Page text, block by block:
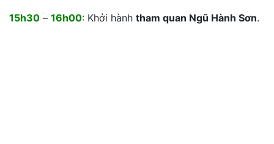
15h30 – 16h00: Khởi hành tham quan Ngũ Hành Sơn.